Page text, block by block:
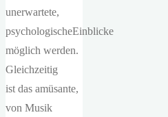
unerwartete,
psychologischeEinblicke
möglich werden.
Gleichzeitig
ist das amüsante,
von Musik